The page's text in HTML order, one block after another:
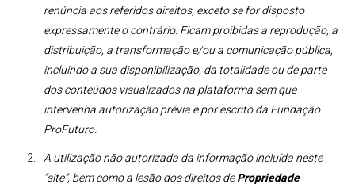
renúncia aos referidos direitos, exceto se for disposto
expressamente o contrário. Ficam proibidas a reprodução, a
distribuição, a transformação e/ou a comunicação pública,
incluindo a sua disponibilização, da totalidade ou de parte
dos conteúdos visualizados na plataforma sem que
intervenha autorização prévia e por escrito da Fundação
ProFuturo. ​
A utilização não autorizada da informação incluída neste
“site”, bem como a lesão dos direitos dePropriedade